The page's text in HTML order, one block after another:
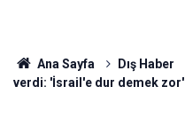
Ana Sayfa Dış Haber
verdi: 'İsrail'e dur demek zor'